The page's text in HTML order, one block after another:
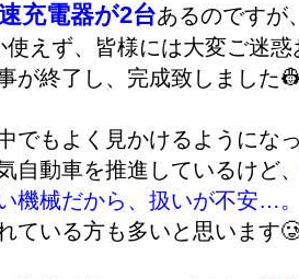
充電器が2台あるのですが
使えず、皆様には大変ご迷
が終了し、完成致しました
でもよく見かけるようにな
自動車を推進しているけど、
機械だから、扱いが不安…。
ている方も多いと思います